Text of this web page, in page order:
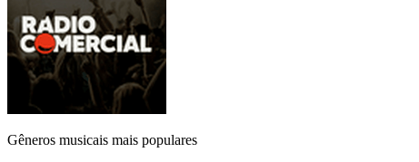
Gêneros musicais mais populares